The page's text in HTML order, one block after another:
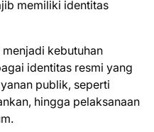
memiliki identitas
kebutuhan
identitas resmi yang
publik, seperti
hingga pelaksanaan